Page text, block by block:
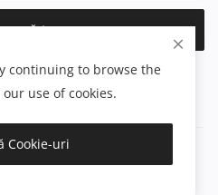
te
- All Rights Reserved
continuing to browse the
use of cookies.
Cookie-uri